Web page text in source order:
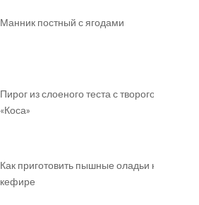
Манник постный с ягодами
Пирог из слоеного теста с творогом
«Коса»
Как приготовить пышные оладьи на
кефире